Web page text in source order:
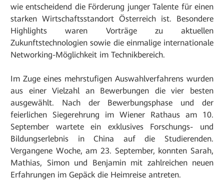
wie entscheidend die Förderung junger Talente für einen
starken Wirtschaftsstandort Österreich ist. Besondere
Highlights waren Vorträge zu aktuellen
Zukunftstechnologien sowie die einmalige internationale
Networking-Möglichkeit im Technikbereich.
Im Zuge eines mehrstufigen Auswahlverfahrens wurden
aus einer Vielzahl an Bewerbungen die vier besten
ausgewählt. Nach der Bewerbungsphase und der
feierlichen Siegerehrung im Wiener Rathaus am 10.
September wartete ein exklusives Forschungs- und
Bildungserlebnis in China auf die Studierenden.
Vergangene Woche, am 23. September, konnten Sarah,
Mathias, Simon und Benjamin mit zahlreichen neuen
Erfahrungen im Gepäck die Heimreise antreten.